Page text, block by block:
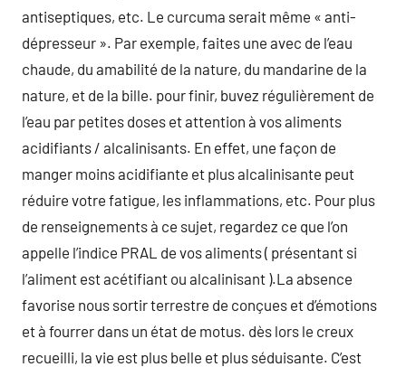
antiseptiques, etc. Le curcuma serait même « anti-
dépresseur ». Par exemple, faites une avec de l’eau
chaude, du amabilité de la nature, du mandarine de la
nature, et de la bille. pour finir, buvez régulièrement de
l’eau par petites doses et attention à vos aliments
acidifiants / alcalinisants. En effet, une façon de
manger moins acidifiante et plus alcalinisante peut
réduire votre fatigue, les inflammations, etc. Pour plus
de renseignements à ce sujet, regardez ce que l’on
appelle l’indice PRAL de vos aliments ( présentant si
l’aliment est acétifiant ou alcalinisant ).La absence
favorise nous sortir terrestre de conçues et d’émotions
et à fourrer dans un état de motus. dès lors le creux
recueilli, la vie est plus belle et plus séduisante. C’est